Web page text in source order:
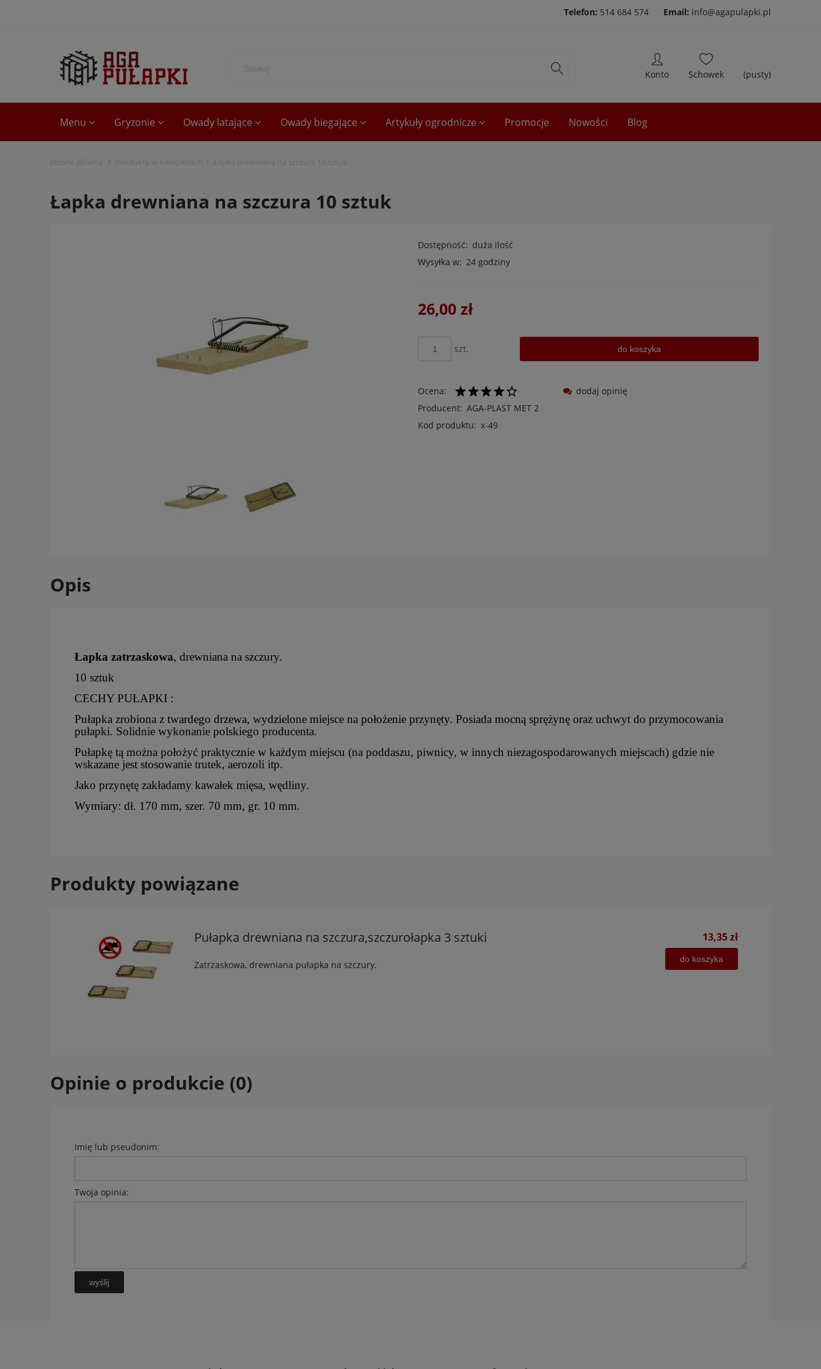
Telefon: 514 684 574 Email: info@agapulapki.pl
(pusty)
Menu Gryzonie Owady latające Owady biegające Artykuły ogrodnicze Promocje Nowości Blog
Strona główna Produkty w kompletach Łapka drewniana na szczura 10 sztuk
Łapka drewniana na szczura 10 sztuk
Dostępność: duża ilość
Wysyłka w: 24 godziny
26,00 zł
szt. do koszyka
Ocena:
Producent: AGA-PLAST MET 2
Kod produktu: x-49
dodaj opinię
Opis
Łapka zatrzaskowa, drewniana na szczury.
10 sztuk
CECHY PUŁAPKI :
Pułapka zrobiona z twardego drzewa, wydzielone miejsce na położenie przynęty. Posiada mocną sprężynę oraz uchwyt do przymocowania
pułapki. Solidnie wykonanie polskiego producenta.
Pułapkę tą można położyć praktycznie w każdym miejscu (na poddaszu, piwnicy, w innych niezagospodarowanych miejscach) gdzie nie
wskazane jest stosowanie trutek, aerozoli itp.
Jako przynętę zakładamy kawałek mięsa, wędliny.
Wymiary: dł. 170 mm, szer. 70 mm, gr. 10 mm.
Produkty powiązane
Pułapka drewniana na szczura,szczurołapka 3 sztuki
Zatrzaskowa, drewniana pułapka na szczury.
13,35 zł
do koszyka
Opinie o produkcie (0)
Imię lub pseudonim:
Twoja opinia:
wyślij